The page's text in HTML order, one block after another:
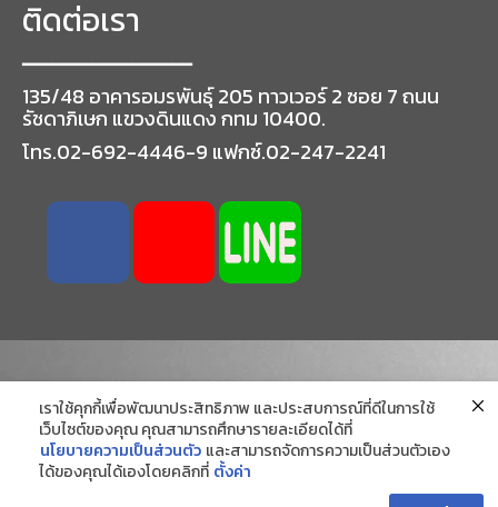
ติดต่อเรา
━━━━━━━━━━━━━━━━━
135/48 อาคารอมรพันธุ์ 205 ทาวเวอร์ 2 ซอย 7 ถนน
รัชดาภิเษก แขวงดินแดง กทม 10400.
โทร.02-692-4446-9 แฟกซ์.02-247-2241
เราใช้คุกกี้เพื่อพัฒนาประสิทธิภาพ และประสบการณ์ที่ดีในการใช้
เว็บไซต์ของคุณ คุณสามารถศึกษารายละเอียดได้ที่
นโยบายความเป็นส่วนตัว และสามารถจัดการความเป็นส่วนตัวเอง
ได้ของคุณได้เองโดยคลิกที่ ตั้งค่า